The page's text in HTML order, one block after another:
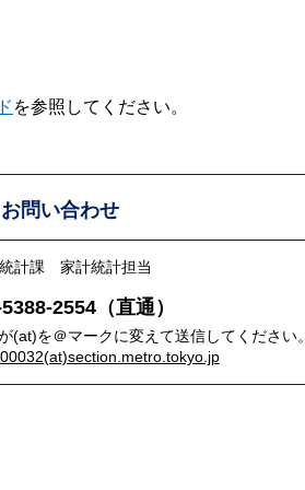
を参照してください。
お問い合わせ
計課 家計統計担当
2554（直通）
(at)を＠マークに変えて送信してください